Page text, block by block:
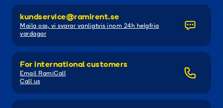
kundservice@ramirent.se
Maila oss, vi svarar vanligtvis inom 24h helgfria
vardagar
For international customers
Email RamiCall
Call us